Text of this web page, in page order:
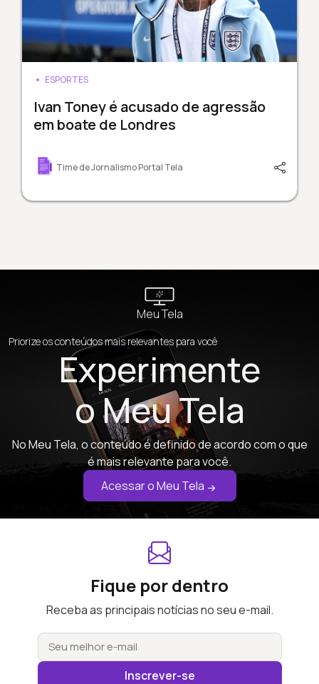
ESPORTES
Ivan Toney é acusado de agressão
em boate de Londres
Time de Jornalismo Portal Tela
Meu Tela
Priorize os conteúdos mais relevantes para você
Experimente
o Meu Tela
No Meu Tela, o conteúdo é definido de acordo com o que
é mais relevante para você.
Acessar o Meu Tela
Fique por dentro
Receba as principais notícias no seu e-mail.
Inscrever-se